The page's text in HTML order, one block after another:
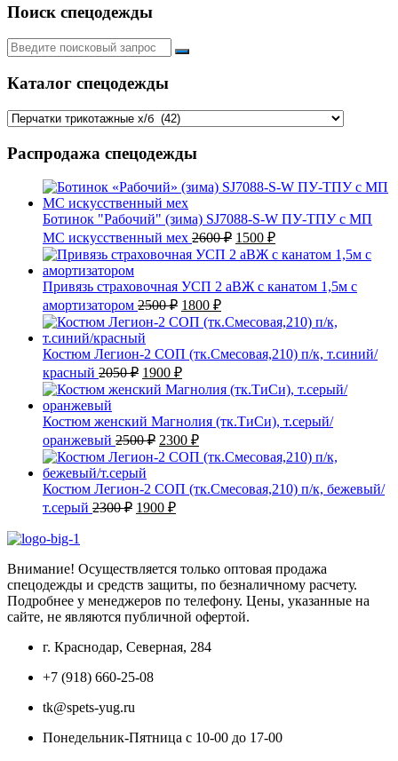
Поиск спецодежды
Искать:
Каталог спецодежды
Распродажа спецодежды
Ботинок "Рабочий" (зима) SJ7088-S-W ПУ-ТПУ с МП
МС искусственный мех 2600₽ Первоначальная
цена
составляла
2600 ₽.
1500 ₽Текущая
цена:
Привязь страховочная УСП 2 аВЖ с канатом 1,5м с
амортизатором 2500₽ Первоначальная
цена
составляла
2500 ₽.
1800 ₽Текущая
цена:
Костюм Легион-2 СОП (тк.Смесовая,210) п/к, т.синий/
красный 2050₽ Первоначальная
цена
составляла
2050 ₽.
1900 ₽Текущая
цена:
Костюм женский Магнолия (тк.ТиСи), т.серый/
оранжевый 2500₽ Первоначальная
цена
составляла
2500 ₽.
2300 ₽Текущая
цена:
Костюм Легион-2 СОП (тк.Смесовая,210) п/к, бежевый/
т.серый 2300₽ Первоначальная
1900 ₽Текущая
Внимание! Осуществляется только оптовая продажа
спецодежды и средств защиты, по безналичному расчету.
Подробнее у менеджеров по телефону. Цены, указанные на
сайте, не являются публичной офертой.
г. Краснодар, Северная, 284
+7 (918) 660-25-08
tk@spets-yug.ru
Понедельник-Пятница с 10-00 до 17-00